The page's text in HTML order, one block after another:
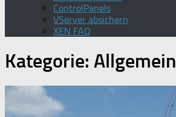
ControlPanels
VServer absichern
XEN FAQ
Kategorie: Allgemein